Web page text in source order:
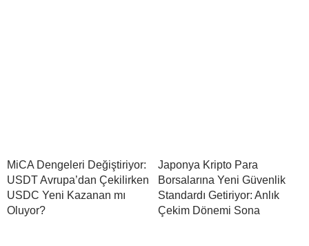
MiCA Dengeleri Değiştiriyor:
USDT Avrupa’dan Çekilirken
USDC Yeni Kazanan mı
Oluyor?
Japonya Kripto Para
Borsalarına Yeni Güvenlik
Standardı Getiriyor: Anlık
Çekim Dönemi Sona